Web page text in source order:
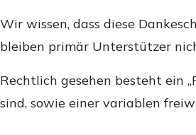
Wir wissen, dass diese
bleiben primär Unterstützer
Rechtlich gesehen besteht ein
sind, sowie einer variablen